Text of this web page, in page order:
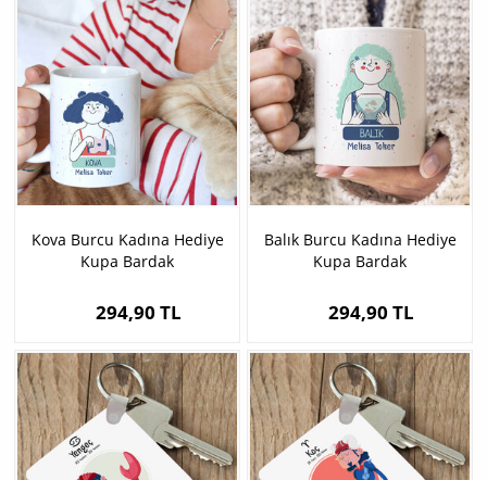
Kova Burcu Kadına Hediye
Kupa Bardak
294,90 TL
Balık Burcu Kadına Hediye
Kupa Bardak
294,90 TL